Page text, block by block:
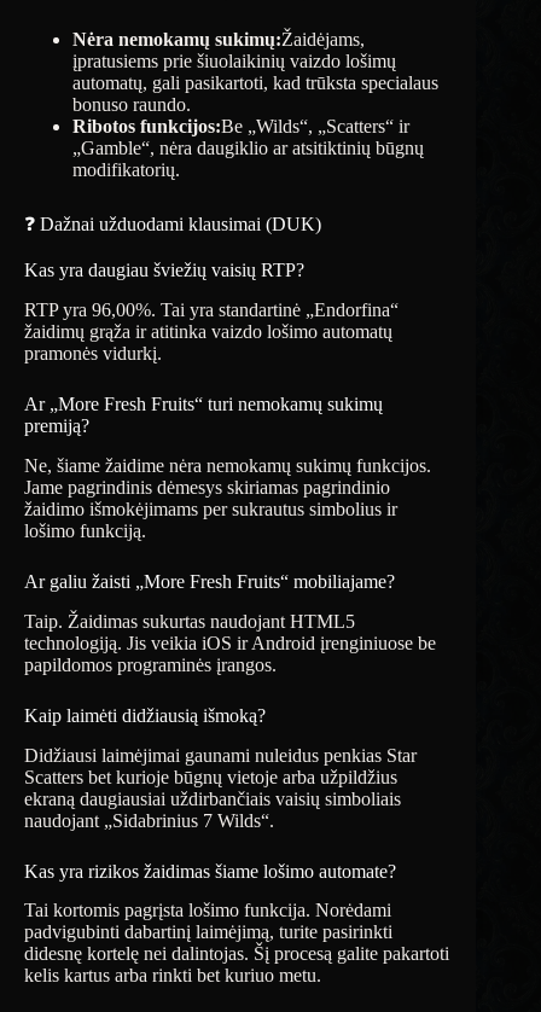
Nėra nemokamų sukimų:Žaidėjams,
įpratusiems prie šiuolaikinių vaizdo lošimų
automatų, gali pasikartoti, kad trūksta specialaus
bonuso raundo.
Ribotos funkcijos:Be „Wilds“, „Scatters“ ir
„Gamble“, nėra daugiklio ar atsitiktinių būgnų
modifikatorių.
❓ Dažnai užduodami klausimai (DUK)
Kas yra daugiau šviežių vaisių RTP?
RTP yra 96,00%. Tai yra standartinė „Endorfina“
žaidimų grąža ir atitinka vaizdo lošimo automatų
pramonės vidurkį.
Ar „More Fresh Fruits“ turi nemokamų sukimų
premiją?
Ne, šiame žaidime nėra nemokamų sukimų funkcijos.
Jame pagrindinis dėmesys skiriamas pagrindinio
žaidimo išmokėjimams per sukrautus simbolius ir
lošimo funkciją.
Ar galiu žaisti „More Fresh Fruits“ mobiliajame?
Taip. Žaidimas sukurtas naudojant HTML5
technologiją. Jis veikia iOS ir Android įrenginiuose be
papildomos programinės įrangos.
Kaip laimėti didžiausią išmoką?
Didžiausi laimėjimai gaunami nuleidus penkias Star
Scatters bet kurioje būgnų vietoje arba užpildžius
ekraną daugiausiai uždirbančiais vaisių simboliais
naudojant „Sidabrinius 7 Wilds“.
Kas yra rizikos žaidimas šiame lošimo automate?
Tai kortomis pagrįsta lošimo funkcija. Norėdami
padvigubinti dabartinį laimėjimą, turite pasirinkti
didesnę kortelę nei dalintojas. Šį procesą galite pakartoti
kelis kartus arba rinkti bet kuriuo metu.